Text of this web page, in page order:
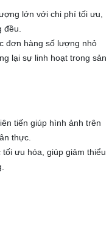
lớn với chi phí tối ưu,
đơn hàng số lượng nhỏ
lại sự linh hoạt trong sản
tiến giúp hình ảnh trên
thực.
ưu hóa, giúp giảm thiểu